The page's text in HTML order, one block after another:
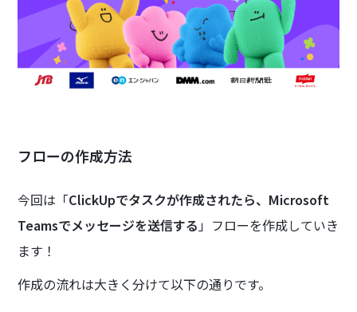
フローの作成方法
今回は「ClickUpでタスクが作成されたら、Microsoft
Teamsでメッセージを送信する 」フローを作成していき
ます！
作成の流れは大きく分けて以下の通りです。